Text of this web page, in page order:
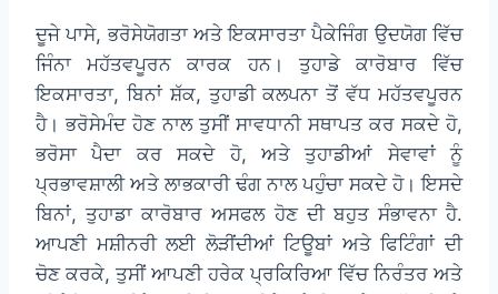
ਦੂਜੇ ਪਾਸੇ, ਭਰੋਸੇਯੋਗਤਾ ਅਤੇ ਇਕਸਾਰਤਾ ਪੈਕੇਜਿੰਗ ਉਦਯੋਗ ਵਿੱਚ
ਜਿੰਨਾ ਮਹੱਤਵਪੂਰਨ ਕਾਰਕ ਹਨ। ਤੁਹਾਡੇ ਕਾਰੋਬਾਰ ਵਿੱਚ
ਇਕਸਾਰਤਾ, ਬਿਨਾਂ ਸ਼ੱਕ, ਤੁਹਾਡੀ ਕਲਪਨਾ ਤੋਂ ਵੱਧ ਮਹੱਤਵਪੂਰਨ
ਹੈ। ਭਰੋਸੇਮੰਦ ਹੋਣ ਨਾਲ ਤੁਸੀਂ ਸਾਵਧਾਨੀ ਸਥਾਪਤ ਕਰ ਸਕਦੇ ਹੋ,
ਭਰੋਸਾ ਪੈਦਾ ਕਰ ਸਕਦੇ ਹੋ, ਅਤੇ ਤੁਹਾਡੀਆਂ ਸੇਵਾਵਾਂ ਨੂੰ
ਪ੍ਰਭਾਵਸ਼ਾਲੀ ਅਤੇ ਲਾਭਕਾਰੀ ਢੰਗ ਨਾਲ ਪਹੁੰਚਾ ਸਕਦੇ ਹੋ। ਇਸਦੇ
ਬਿਨਾਂ, ਤੁਹਾਡਾ ਕਾਰੋਬਾਰ ਅਸਫਲ ਹੋਣ ਦੀ ਬਹੁਤ ਸੰਭਾਵਨਾ ਹੈ.
ਆਪਣੀ ਮਸ਼ੀਨਰੀ ਲਈ ਲੋੜੀਂਦੀਆਂ ਟਿਊਬਾਂ ਅਤੇ ਫਿਟਿੰਗਾਂ ਦੀ
ਚੋਣ ਕਰਕੇ, ਤੁਸੀਂ ਆਪਣੀ ਹਰੇਕ ਪ੍ਰਕਿਰਿਆ ਵਿੱਚ ਨਿਰੰਤਰ ਅਤੇ